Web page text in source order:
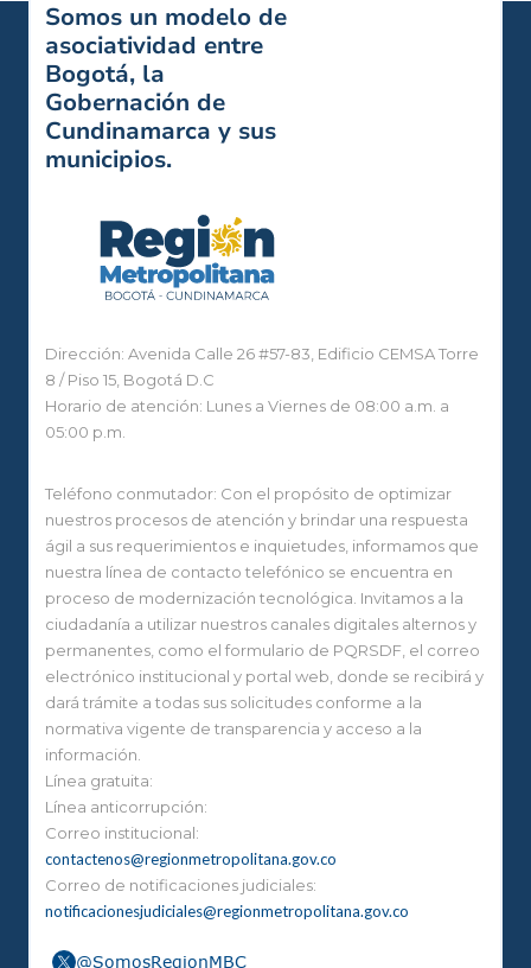
Somos un modelo de
asociatividad entre
Bogotá, la
Gobernación de
Cundinamarca y sus
municipios.
Dirección: Avenida Calle 26 #57-83, Edificio CEMSA Torre
8 / Piso 15, Bogotá D.C
Horario de atención: Lunes a Viernes de 08:00 a.m. a
05:00 p.m.
Teléfono conmutador: Con el propósito de optimizar
nuestros procesos de atención y brindar una respuesta
ágil a sus requerimientos e inquietudes, informamos que
nuestra línea de contacto telefónico se encuentra en
proceso de modernización tecnológica. Invitamos a la
ciudadanía a utilizar nuestros canales digitales alternos y
permanentes, como el formulario de PQRSDF, el correo
electrónico institucional y portal web, donde se recibirá y
dará trámite a todas sus solicitudes conforme a la
normativa vigente de transparencia y acceso a la
información.
Línea gratuita:
Línea anticorrupción:
Correo institucional:
contactenos@regionmetropolitana.gov.co
Correo de notificaciones judiciales:
notificacionesjudiciales@regionmetropolitana.gov.co
@SomosRegionMBC